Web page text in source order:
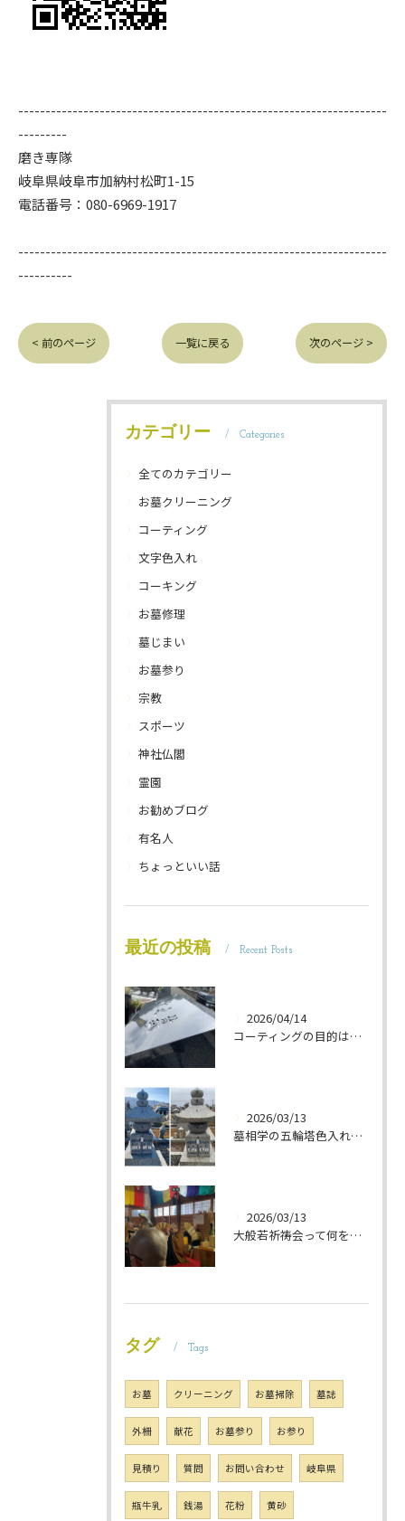
--------------------------------------------------------------------
---------
磨き専隊
岐阜県岐阜市加納村松町1-15
電話番号：080-6969-1917
--------------------------------------------------------------------
----------
< 前のページ 一覧に戻る 次のページ >
カテゴリー Categories
全てのカテゴリー
お墓クリーニング
コーティング
文字色入れ
コーキング
お墓修理
墓じまい
お墓参り
宗教
スポーツ
神社仏閣
霊園
お勧めブログ
有名人
ちょっといい話
最近の投稿 Recent Posts
2026/04/14
コーティングの目的は 墓石を保護することです 岐阜のお墓掃除屋「磨き専隊」です
2026/03/13
墓相学の五輪塔色入れ 岐阜のお墓掃除屋「磨き専隊」です
2026/03/13
大般若祈祷会って何をするの？ 岐阜のお墓掃除屋「磨き専隊」です
タグ Tags
お墓 クリーニング お墓掃除 墓誌
外柵 献花 お墓参り お参り
見積り 質問 お問い合わせ 岐阜県
瓶牛乳 銭湯 花粉 黄砂